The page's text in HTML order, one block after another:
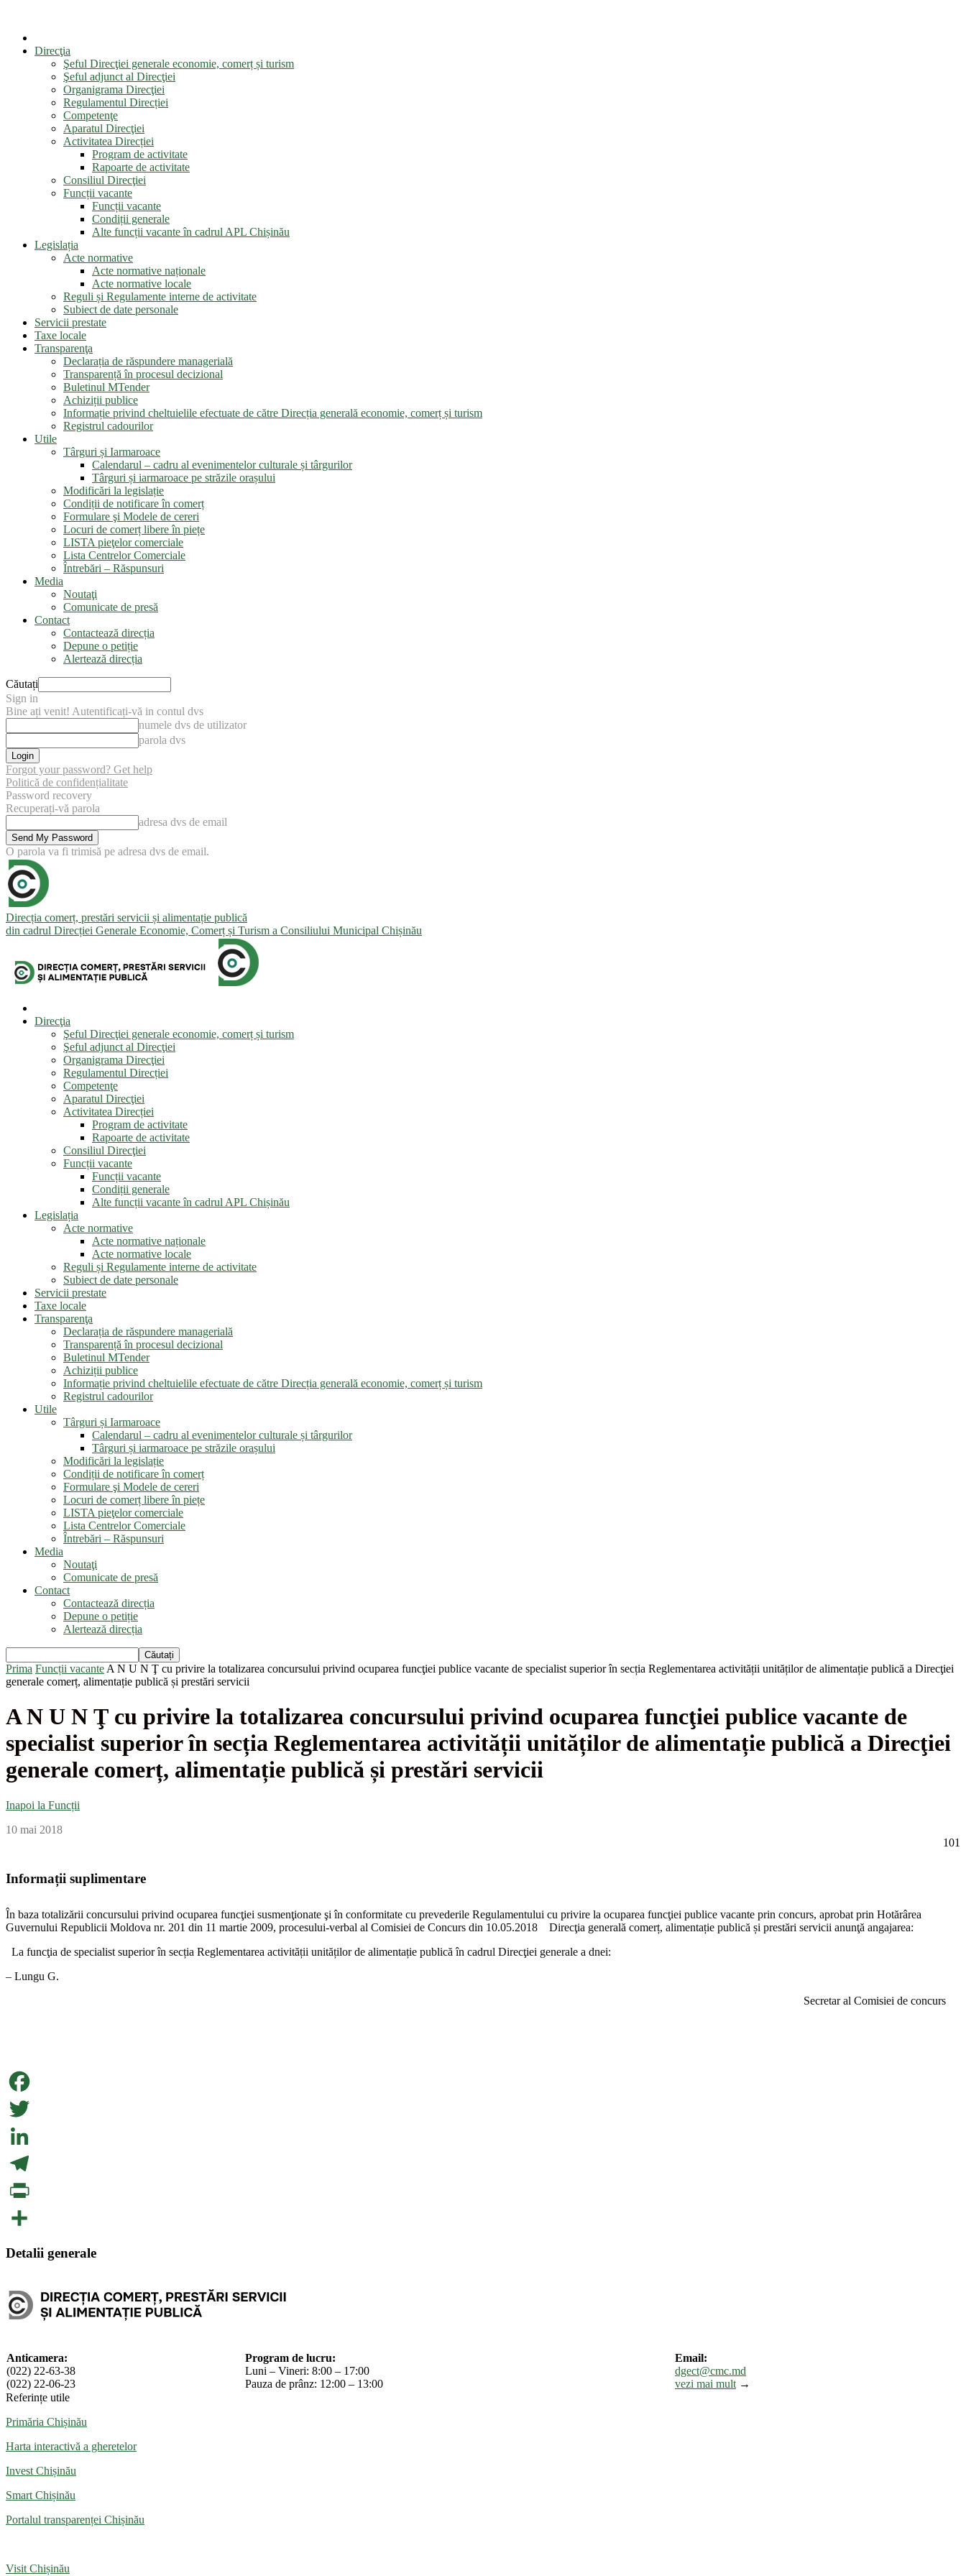
Direcţia
Şeful Direcţiei generale economie, comerț și turism
Şeful adjunct al Direcţiei
Organigrama Direcţiei
Regulamentul Direcției
Competenţe
Aparatul Direcţiei
Activitatea Direcției
Program de activitate
Rapoarte de activitate
Consiliul Direcţiei
Funcții vacante
Funcții vacante
Condiții generale
Alte funcții vacante în cadrul APL Chișinău
Legislația
Acte normative
Acte normative naționale
Acte normative locale
Reguli și Regulamente interne de activitate
Subiect de date personale
Servicii prestate
Taxe locale
Transparenţa
Declarația de răspundere managerială
Transparență în procesul decizional
Buletinul MTender
Achiziții publice
Informație privind cheltuielile efectuate de către Direcția generală economie, comerț și turism
Registrul cadourilor
Utile
Târguri și Iarmaroace
Calendarul – cadru al evenimentelor culturale și târgurilor
Târguri și iarmaroace pe străzile orașului
Modificări la legislație
Condiții de notificare în comerț
Formulare şi Modele de cereri
Locuri de comerț libere în piețe
LISTA pieţelor comerciale
Lista Centrelor Comerciale
Întrebări – Răspunsuri
Media
Noutaţi
Comunicate de presă
Contact
Contactează direcția
Depune o petiție
Alertează direcția
Căutați
Sign in
Bine ați venit! Autentificați-vă in contul dvs
numele dvs de utilizator
parola dvs
Forgot your password? Get help
Politică de confidențialitate
Password recovery
Recuperați-vă parola
adresa dvs de email
O parola va fi trimisă pe adresa dvs de email.
Direcția comerț, prestări servicii și alimentație publică
din cadrul Direcției Generale Economie, Comerț și Turism a Consiliului Municipal Chișinău
Direcţia
Şeful Direcţiei generale economie, comerț și turism
Şeful adjunct al Direcţiei
Organigrama Direcţiei
Regulamentul Direcției
Competenţe
Aparatul Direcţiei
Activitatea Direcției
Program de activitate
Rapoarte de activitate
Consiliul Direcţiei
Funcții vacante
Funcții vacante
Condiții generale
Alte funcții vacante în cadrul APL Chișinău
Legislația
Acte normative
Acte normative naționale
Acte normative locale
Reguli și Regulamente interne de activitate
Subiect de date personale
Servicii prestate
Taxe locale
Transparenţa
Declarația de răspundere managerială
Transparență în procesul decizional
Buletinul MTender
Achiziții publice
Informație privind cheltuielile efectuate de către Direcția generală economie, comerț și turism
Registrul cadourilor
Utile
Târguri și Iarmaroace
Calendarul – cadru al evenimentelor culturale și târgurilor
Târguri și iarmaroace pe străzile orașului
Modificări la legislație
Condiții de notificare în comerț
Formulare şi Modele de cereri
Locuri de comerț libere în piețe
LISTA pieţelor comerciale
Lista Centrelor Comerciale
Întrebări – Răspunsuri
Media
Noutaţi
Comunicate de presă
Contact
Contactează direcția
Depune o petiție
Alertează direcția
Prima Funcții vacante A N U N Ţ cu privire la totalizarea concursului privind ocuparea funcţiei publice vacante de specialist superior în secția Reglementarea activității unităților de alimentație publică a Direcţiei
generale comerț, alimentație publică și prestări servicii
A N U N Ţ cu privire la totalizarea concursului privind ocuparea funcţiei publice vacante de
specialist superior în secția Reglementarea activității unităților de alimentație publică a Direcţiei
generale comerț, alimentație publică și prestări servicii
Inapoi la Funcții
10 mai 2018
101
Informații suplimentare
În baza totalizării concursului privind ocuparea funcţiei susmenţionate şi în conformitate cu prevederile Regulamentului cu privire la ocuparea funcţiei publice vacante prin concurs, aprobat prin Hotărârea
Guvernului Republicii Moldova nr. 201 din 11 martie 2009, procesului-verbal al Comisiei de Concurs din 10.05.2018 Direcţia generală comerț, alimentație publică și prestări servicii anunţă angajarea:
La funcţia de specialist superior în secția Reglementarea activității unităților de alimentație publică în cadrul Direcţiei generale a dnei:
– Lungu G.
Secretar al Comisiei de concurs
Facebook
Twitter
LinkedIn
Telegram
PrintFriendly
Partajează
Detalii generale
Anticamera:
(022) 22-63-38
(022) 22-06-23
Program de lucru:
Luni – Vineri: 8:00 – 17:00
Pauza de prânz: 12:00 – 13:00
Email:
dgect@cmc.md
vezi mai mult →
Referințe utile
Primăria Chișinău
Harta interactivă a gheretelor
Invest Chișinău
Smart Chișinău
Portalul transparenței Chișinău
Visit Chișinău